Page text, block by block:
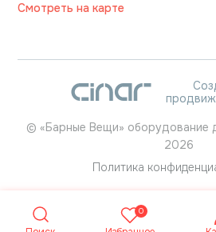
0
Смотреть на карте
© «Барные Вещи» оборудование
2026
Политика